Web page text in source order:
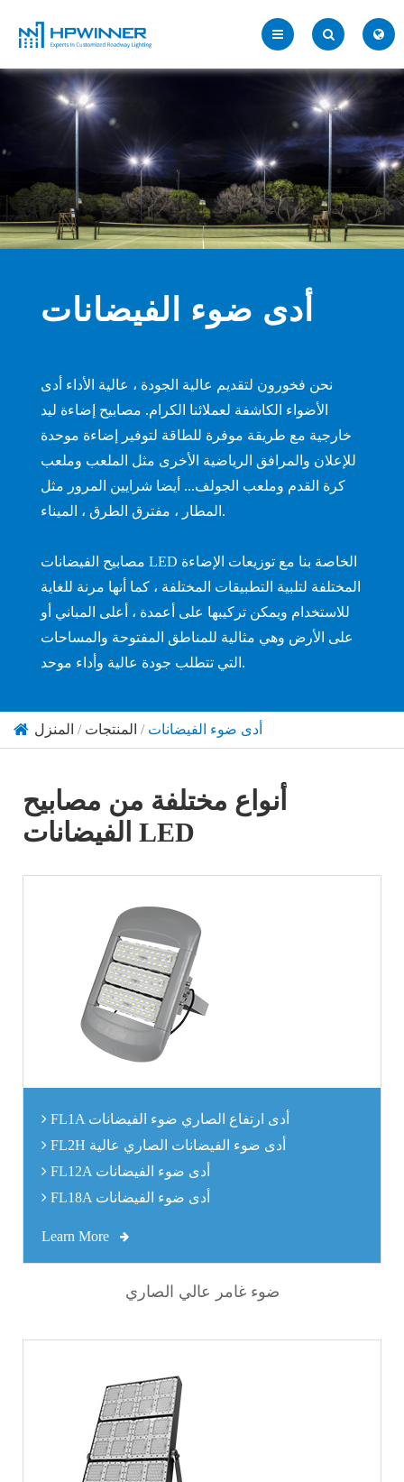
أدى ضوء الفيضانات
نحن فخورون لتقديم عالية الجودة ، عالية الأداء أدى
الأضواء الكاشفة لعملائنا الكرام. مصابيح إضاءة ليد
خارجية مع طريقة موفرة للطاقة لتوفير إضاءة موحدة
للإعلان والمرافق الرياضية الأخرى مثل الملعب وملعب
كرة القدم وملعب الجولف... أيضا شرايين المرور مثل
المطار ، مفترق الطرق ، الميناء.
مصابيح الفيضانات LED الخاصة بنا مع توزيعات الإضاءة
المختلفة لتلبية التطبيقات المختلفة ، كما أنها مرنة للغاية
للاستخدام ويمكن تركيبها على أعمدة ، أعلى المباني أو
على الأرض وهي مثالية للمناطق المفتوحة والمساحات
التي تتطلب جودة عالية وأداء موحد.
المنزل المنتجات أدى ضوء الفيضانات
أنواع مختلفة من مصابيح
الفيضانات LED
FL1A أدى ارتفاع الصاري ضوء الفيضانات
FL2H أدى ضوء الفيضانات الصاري عالية
FL12A أدى ضوء الفيضانات
FL18A أدى ضوء الفيضانات
Learn More
ضوء غامر عالي الصاري